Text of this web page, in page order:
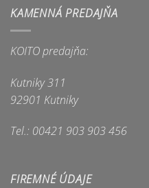
KAMENNÁ PREDAJŇA
KOITO predajňa:
Kutniky 311
92901 Kutniky
Tel.: 00421 903 903 456
FIREMNÉ ÚDAJE